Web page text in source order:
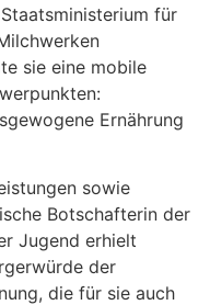
für
sie eine mobile
Ernährung
sowie
Botschafterin der
Jugend erhielt
der
die für sie auch